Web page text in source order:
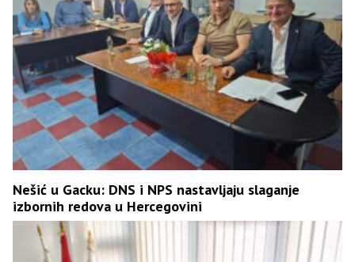
Nešić u Gacku: DNS i NPS nastavljaju slaganje
izbornih redova u Hercegovini